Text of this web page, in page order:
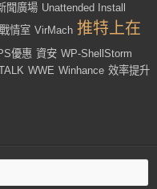
聞廣場 Unattended Install
情室 VirMach 推特上在
優惠 資安 WP-ShellStorm
WWE Winhance 效率提升